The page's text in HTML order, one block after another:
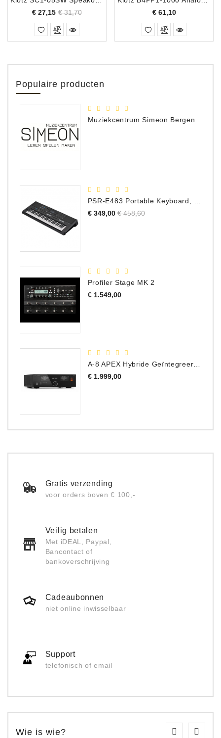
€ 27,15 Normale
prijs
€ 31,70Prijs
€ 61,10Prijs
Populaire producten
Muziekcentrum Simeon Bergen
PSR-E483 Portable Keyboard, 61 Toetsen
€ 349,00 Normale
€ 458,60Prijs
Profiler Stage MK 2
€ 1.549,00Prijs
€ 1.999,00Prijs
Gratis verzending
voor orders boven € 100,-
Veilig betalen
Met iDEAL, Paypal,
Bancontact of
bankoverschrijving
Cadeaubonnen
niet online inwisselbaar
Support
telefonisch of email
Wie is wie?